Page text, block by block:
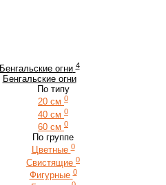
Бенгальские огни 4
Бенгальские огни
По типу
20 см 0
40 см 0
60 см 0
По группе
Цветные 0
Свистящие 0
Фигурные 0